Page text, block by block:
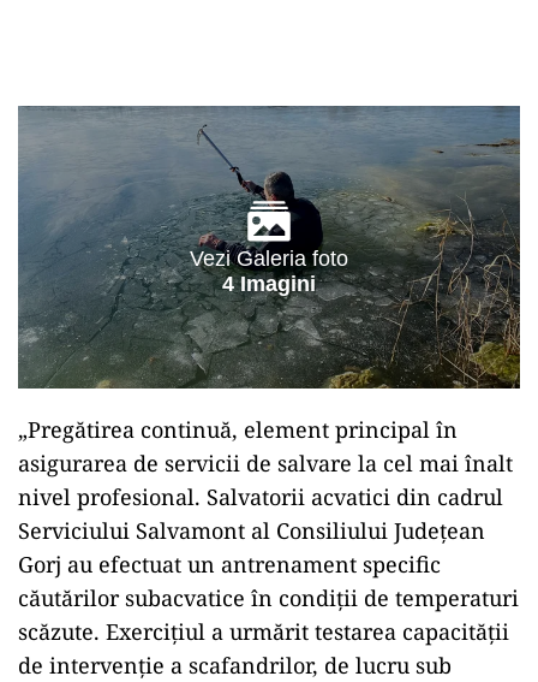
Vezi Galeria foto
4 Imagini
„Pregătirea continuă, element principal în
asigurarea de servicii de salvare la cel mai înalt
nivel profesional. Salvatorii acvatici din cadrul
Serviciului Salvamont al Consiliului Județean
Gorj au efectuat un antrenament specific
căutărilor subacvatice în condiții de temperaturi
scăzute. Exercițiul a urmărit testarea capacității
de intervenție a scafandrilor, de lucru sub